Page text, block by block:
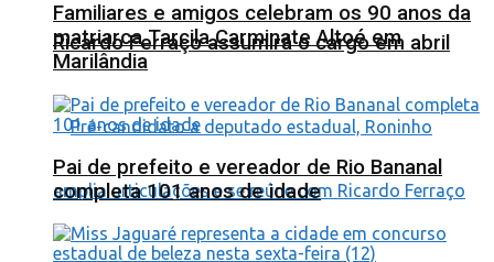
Ricardo Ferraço assumirá o cargo em abril
Familiares e amigos celebram os 90 anos da
matriarca Tarcila Carminate Altoé em
Marilândia
Pai de prefeito e vereador de Rio Bananal
completa 101 anos de idade